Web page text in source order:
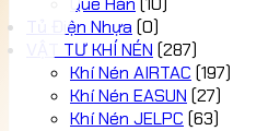
Tủ Điện Nhựa (0)
VẬT TƯ KHÍ NÉN (287)
Khí Nén AIRTAC (197)
Khí Nén EASUN (27)
Khí Nén JELPC (63)